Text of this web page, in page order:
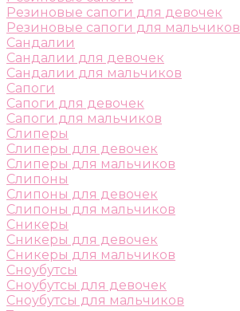
Резиновые сапоги для девочек
Резиновые сапоги для мальчиков
Сандалии
Сандалии для девочек
Сандалии для мальчиков
Сапоги
Сапоги для девочек
Сапоги для мальчиков
Слиперы
Слиперы для девочек
Слиперы для мальчиков
Слипоны
Слипоны для девочек
Слипоны для мальчиков
Сникеры
Сникеры для девочек
Сникеры для мальчиков
Сноубутсы
Сноубутсы для девочек
Сноубутсы для мальчиков